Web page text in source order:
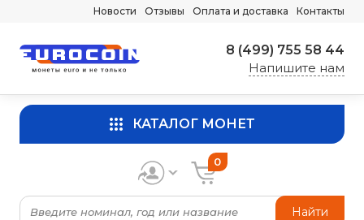
Новости Отзывы Оплата и доставка Контакты
8 (499) 755 58 44
Напишите нам
КАТАЛОГ МОНЕТ
Найти
0